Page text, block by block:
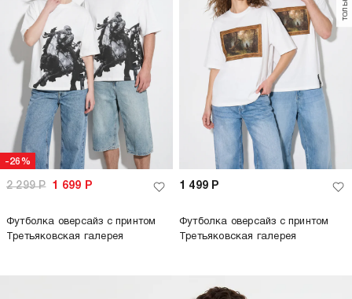
-26%
2 299Р 1 699 Р
Футболка оверсайз с принтом
Третьяковская галерея
1 499 Р
Футболка оверсайз с принтом
Третьяковская галерея